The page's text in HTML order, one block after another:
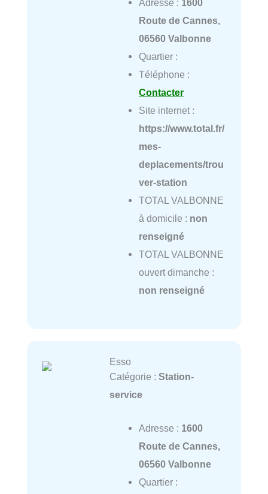
Adresse : 1600
Route de Cannes,
06560 Valbonne
Quartier :
Téléphone :
Contacter
Site internet :
https://www.total.fr/
mes-
deplacements/trou
ver-station
TOTAL VALBONNE
à domicile : non
renseigné
TOTAL VALBONNE
ouvert dimanche :
non renseigné
Esso
Catégorie : Station-
service
Adresse : 1600
Route de Cannes,
06560 Valbonne
Quartier :